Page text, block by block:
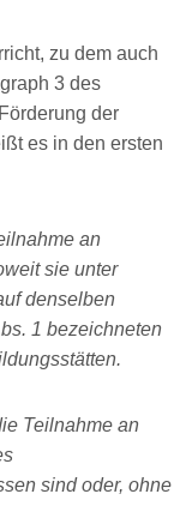
zu dem auch
3 des
der
es in den ersten
an
sie unter
denselben
1 bezeichneten
Teilnahme an
sind oder, ohne